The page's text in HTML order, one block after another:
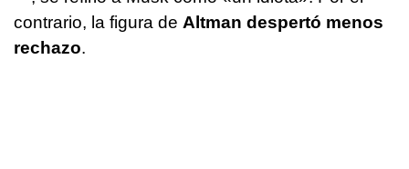
contrario, la figura de Altman despertó menos
rechazo.